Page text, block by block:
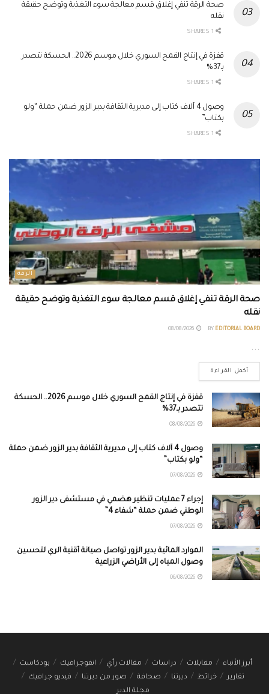
صحة الرقة تنفي إغلاق قسم معالجة سوء التغذية وتوضح حقيقة
نقله
قفزة في إنتاج القمح السوري خلال موسم 2026.. الحسكة تتصدر
بـ37%
وصول 4 آلاف كتاب إلى مديرية الثقافة بدير الزور ضمن حملة “ولو
بكتاب”
الرقة
صحة الرقة تنفي إغلاق قسم معالجة سوء التغذية وتوضح حقيقة
نقله
BY EDITORIAL BOARD
...
أكمل القراءة
قفزة في إنتاج القمح السوري خلال موسم 2026.. الحسكة
تتصدر بـ37%
وصول 4 آلاف كتاب إلى مديرية الثقافة بدير الزور ضمن حملة
“ولو بكتاب”
إجراء 7 عمليات تنظير هضمي في مستشفى دير الزور
الوطني ضمن حملة “شفاء 4”
الموارد المائية بدير الزور تواصل صيانة أقنية الري لتحسين
وصول المياه إلى الأراضي الزراعية
أبرز الأنباء مقابلات دراسات مقالات رأي انفوجرافيك
بودكاست
تقارير
خرائط ديرتنا صحافة صور من ديرتنا
فيديو جرافيك
مجلة الدير